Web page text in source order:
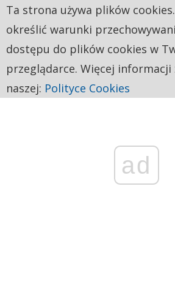
ad
Ta strona używa plików
określić warunki
dostępu do plików cookies w
przeglądarce. Więcej informacji
naszej: Polityce Cookies